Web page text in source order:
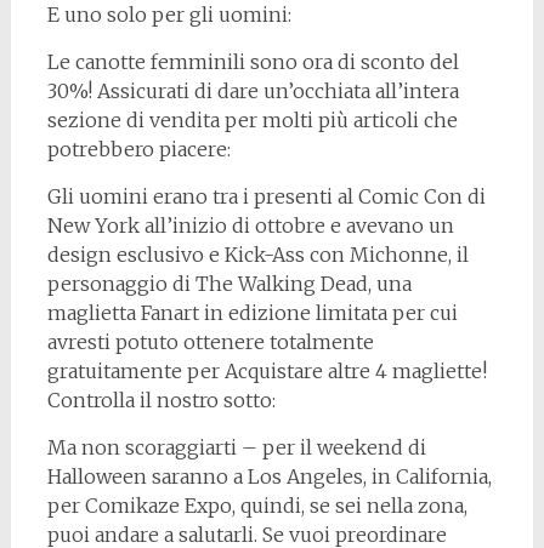
E uno solo per gli uomini:
Le canotte femminili sono ora di sconto del
30%! Assicurati di dare un’occhiata all’intera
sezione di vendita per molti più articoli che
potrebbero piacere:
Gli uomini erano tra i presenti al Comic Con di
New York all’inizio di ottobre e avevano un
design esclusivo e Kick-Ass con Michonne, il
personaggio di The Walking Dead, una
maglietta Fanart in edizione limitata per cui
avresti potuto ottenere totalmente
gratuitamente per Acquistare altre 4 magliette!
Controlla il nostro sotto:
Ma non scoraggiarti – per il weekend di
Halloween saranno a Los Angeles, in California,
per Comikaze Expo, quindi, se sei nella zona,
puoi andare a salutarli. Se vuoi preordinare